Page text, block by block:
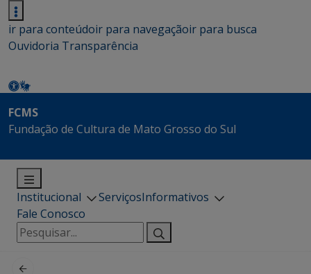
ir para conteúdoir para navegaçãoir para busca
Ouvidoria Transparência
FCMS
Fundação de Cultura de Mato Grosso do Sul
Institucional ServiçosInformativos
Fale Conosco
Pesquisar
por: